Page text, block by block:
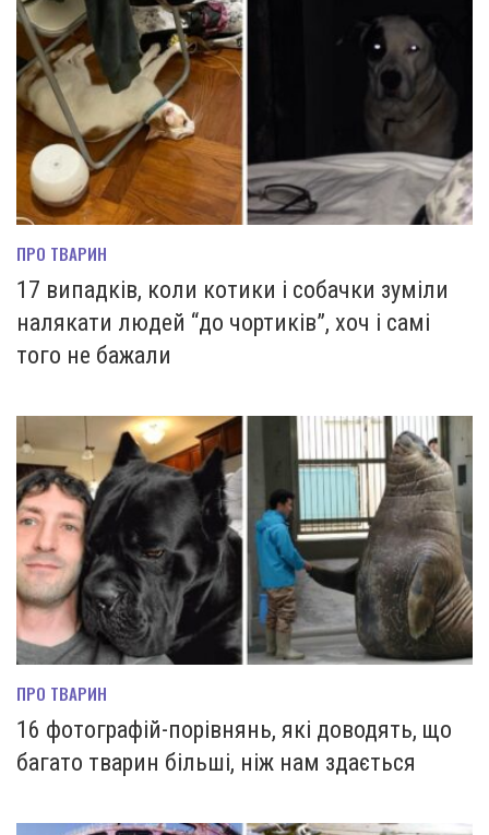
ПРО ТВАРИН
17 випадків, коли котики і собачки зуміли
налякати людей “до чортиків”, хоч і самі
того не бажали
ПРО ТВАРИН
16 фотографій-порівнянь, які доводять, що
багато тварин більші, ніж нам здається